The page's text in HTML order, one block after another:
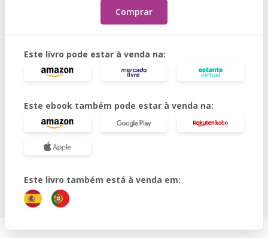
Comprar
Este livro pode estar à venda na:
Este ebook também pode estar à venda na:
Este livro também está à venda em: